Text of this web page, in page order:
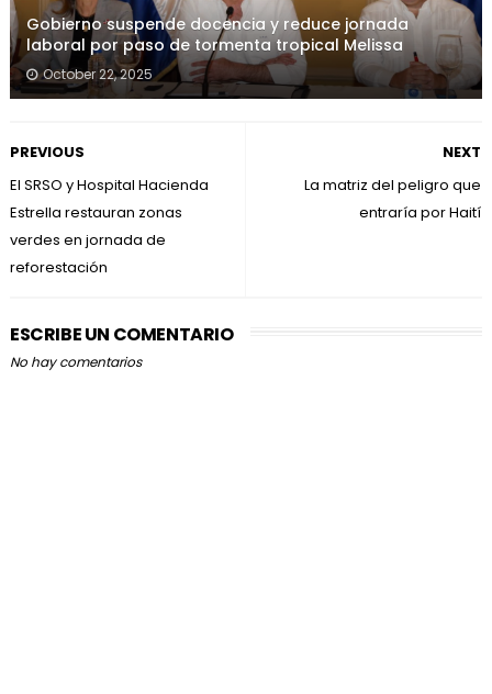
Gobierno suspende docencia y reduce jornada
laboral por paso de tormenta tropical Melissa
October 22, 2025
NEXT
La matriz del peligro que
entraría por Haití
PREVIOUS
El SRSO y Hospital Hacienda
Estrella restauran zonas
verdes en jornada de
reforestación
ESCRIBE UN COMENTARIO
No hay comentarios